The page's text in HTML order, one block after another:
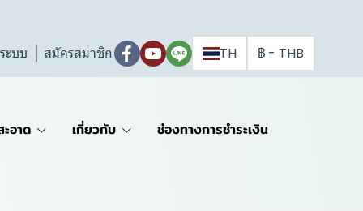
ะบบ สมัครสมาชิก TH ฿ - THB
อาด เกี่ยวกับ ช่องทางการชำระเงิน